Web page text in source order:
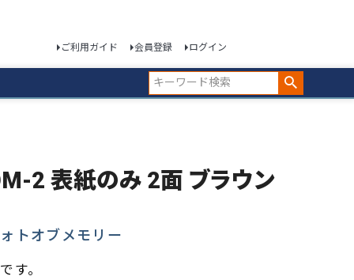
ご利用ガイド 会員登録 ログイン
2 表紙のみ 2面 ブラウン
トオブメモリー
す。